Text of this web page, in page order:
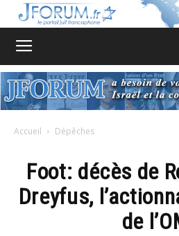
Accueil Dépêches
Foot: décès de
Dreyfus,
de